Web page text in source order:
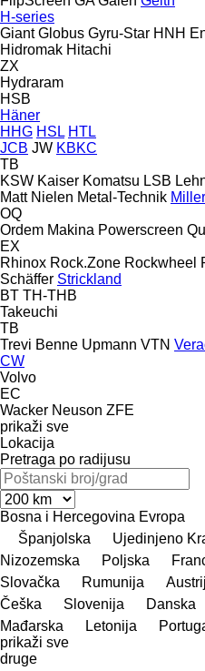
H-series
Giant Globus Gyru-Star HNH
Hidromak Hitachi
ZX
Hydraram
HSB
Häner
HHG HSL HTL
JCB JW KBKC
TB
KSW Kaiser Komatsu LSB
Matt Nielen Metal-Technik Miller
OQ
Ordem Makina Powerscreen
EX
Rhinox Rock.Zone Rockwheel
Schäffer Strickland
BT TH-THB
Takeuchi
TB
Trevi Benne Upmann VTN
CW
Volvo
EC
Wacker Neuson ZFE
prikaži sve
Lokacija
Pretraga po radijusu
Bosna i Hercegovina Evropa
Španjolska
Ujedinjeno
Nizozemska
Poljska
Slovačka
Rumunija
Češka
Slovenija Danska
Mađarska
Letonija
prikaži sve
druge